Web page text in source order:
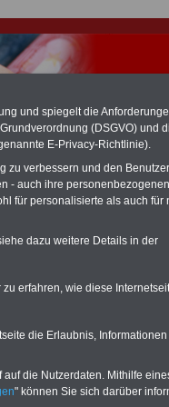
geringe Alimentation)
Berlin für die Jahre 2008 bis
eine Neuregelung der
wird). Auch beim Bund
geben (Medienberichten
nach dem Beschluss des
im Quartal.2026
und Sterilisation
10 Bücher bzw.
Themen für Beamte und dem
Komplettpreis von 15 Euro
und spiegelt die
(DSGVO) und
E-Privacy-Richtlinie).
zu verbessern und den
- auch ihre
für personalisierte als auch für
dazu weitere Details in der
zu erfahren, wie diese
die Erlaubnis, Informationen
die Nutzerdaten. Mithilfe
" können Sie sich darüber